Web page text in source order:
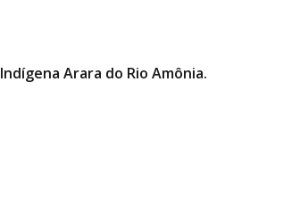
Arara do Rio Amônia.